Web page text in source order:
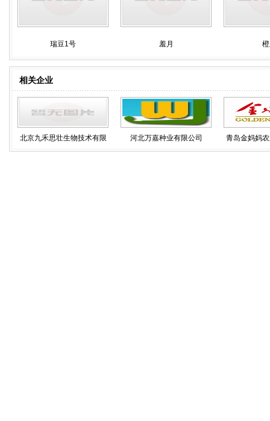
瑞豆1号 羞月
相关企业
北京九禾思壮生物技术有限 河北万嘉种业有限公司 青岛金妈妈